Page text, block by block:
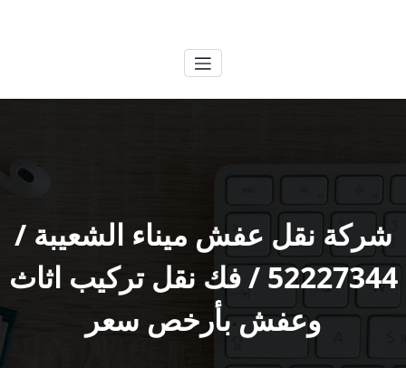
شركة نقل عفش ميناء الشعيبة /
52227344 / فك نقل تركيب اثاث
وعفش بأرخص سعر